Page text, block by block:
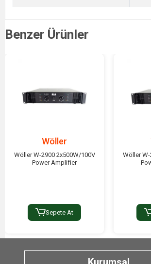
Benzer Ürünler
Wöller
Wöller W-2900 2x500W/100V
Power Amplifier
Sepete At
Wöller